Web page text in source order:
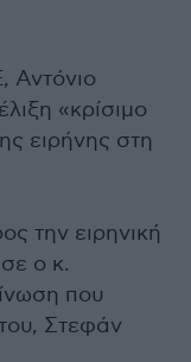
Αντόνιο
«κρίσιμο
ειρήνης στη
την ειρηνική
ο κ.
που
Στεφάν